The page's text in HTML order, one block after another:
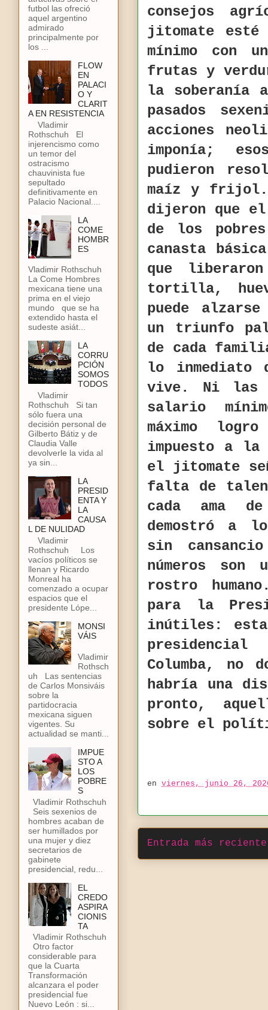
consejos
jitomate esté
mínimo con
frutas y
la soberanía
pasados
acciones
imponía;
pudieron
maíz y frijol.
dijeron que el
de los
canasta
que
tortilla,
puede
un triunfo
de cada
lo inmediato
vive. Ni las
salario
máximo
impuesto a
el jitomate
falta de
cada ama
demostró a
sin
números
rostro
para la
inútiles:
presidencial
Columba,
habría una
pronto,
sobre el
en viernes, junio 26,
Entrada más reciente
futbol las ofreció
aquel argentino
admirado
principalmente por
los ...
FLOW
EN
PALACI
O Y
CLARIT
A EN RESISTENCIA
Vladimir
Rothschuh El
injerencismo como
un temor del
ostracismo
chauvinista fue
sepultado
definitivamente en
Palacio Nacional....
LA
COME
HOMBR
ES
Vladimir Rothschuh
La Come Hombres
mexicana tiene una
prima en el viejo
mundo que se ha
extendido hasta el
sudeste asiát...
LA
CORRU
PCIÓN
SOMOS
TODOS
Vladimir
Rothschuh Si tan
sólo fuera una
decisión personal de
Gilberto Bátiz y de
Claudia Valle
devolverle la vida al
ya sin...
LA
PRESID
ENTA Y
LA
CAUSA
L DE NULIDAD
Vladimir
Rothschuh Los
vacíos políticos se
llenan y Ricardo
Monreal ha
comenzado a ocupar
espacios que el
presidente Lópe...
MONSI
VÁIS
Vladimir
Rothsch
uh Las sentencias
de Carlos Monsiváis
sobre la
partidocracia
mexicana siguen
vigentes. Su
actualidad se manti...
IMPUE
STO A
LOS
POBRE
S
Vladimir Rothschuh
Seis sexenios de
hombres acaban de
ser humillados por
una mujer y diez
secretarios de
gabinete
presidencial, redu...
EL
CREDO
ASPIRA
CIONIS
TA
Vladimir Rothschuh
Otro factor
considerable para
que la Cuarta
Transformación
alcanzara el poder
presidencial fue
Nuevo León : si...